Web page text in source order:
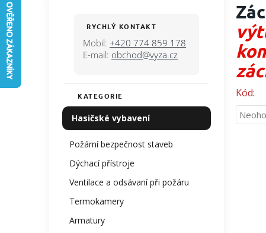
RYCHLÝ KONTAKT
Mobil: +420 774 859 178
E-mail: obchod@vyza.cz
Přeskočit
kategorie
KATEGORIE
Hasičské vybavení
Požární bezpečnost staveb
Dýchací přístroje
Ventilace a odsávaní při požáru
Termokamery
Armatury
Kód: